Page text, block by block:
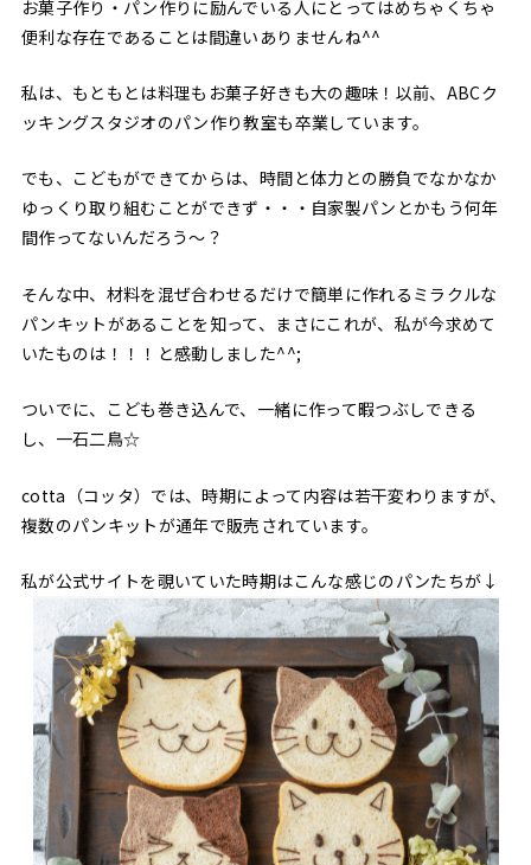
お菓子作り・パン作りに励んでいる人にとってはめちゃくちゃ
便利な存在であることは間違いありませんね^^
私は、もともとは料理もお菓子好きも大の趣味！以前、ABCク
ッキングスタジオのパン作り教室も卒業しています。
でも、こどもができてからは、時間と体力との勝負でなかなか
ゆっくり取り組むことができず・・・自家製パンとかもう何年
間作ってないんだろう〜？
そんな中、材料を混ぜ合わせるだけで簡単に作れるミラクルな
パンキットがあることを知って、まさにこれが、私が今求めて
いたものは！！！と感動しました^^;
ついでに、こども巻き込んで、一緒に作って暇つぶしできる
し、一石二鳥☆
cotta（コッタ）では、時期によって内容は若干変わりますが、
複数のパンキットが通年で販売されています。
私が公式サイトを覗いていた時期はこんな感じのパンたちが↓